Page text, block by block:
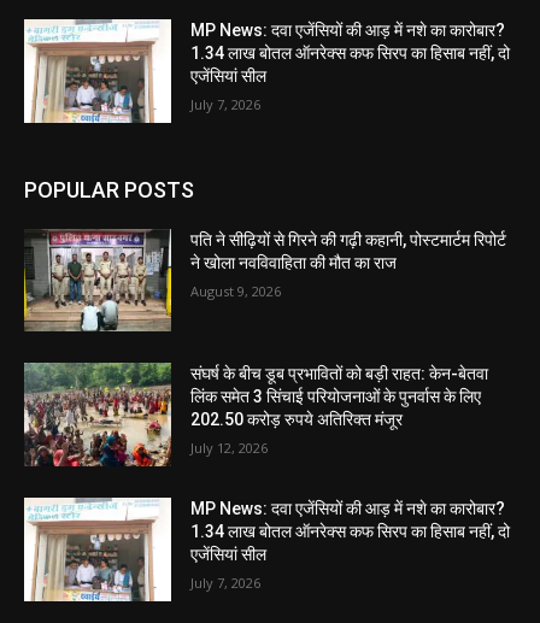
MP News: दवा एजेंसियों की आड़ में नशे का कारोबार?
1.34 लाख बोतल ऑनरेक्स कफ सिरप का हिसाब नहीं, दो
एजेंसियां सील
July 7, 2026
POPULAR POSTS
पति ने सीढ़ियों से गिरने की गढ़ी कहानी, पोस्टमार्टम रिपोर्ट
ने खोला नवविवाहिता की मौत का राज
August 9, 2026
संघर्ष के बीच डूब प्रभावितों को बड़ी राहत: केन-बेतवा
लिंक समेत 3 सिंचाई परियोजनाओं के पुनर्वास के लिए
202.50 करोड़ रुपये अतिरिक्त मंजूर
July 12, 2026
MP News: दवा एजेंसियों की आड़ में नशे का कारोबार?
1.34 लाख बोतल ऑनरेक्स कफ सिरप का हिसाब नहीं, दो
एजेंसियां सील
July 7, 2026